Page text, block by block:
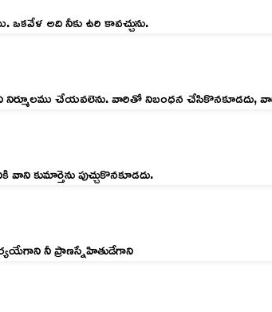
ఒకవేళ అది నీకు ఉరి కావచ్చును.
చేయవలెను. వారితో నిబంధన చేసికొనకూడదు,
కుమార్తెను పుచ్చుకొనకూడదు.
నీ ప్రాణస్నేహితుడేగాని